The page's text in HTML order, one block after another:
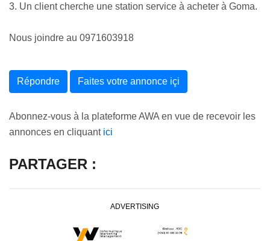
3. Un client cherche une station service à acheter à Goma.
Nous joindre au 0971603918
Répondre Faites votre annonce içi
Abonnez-vous à la plateforme AWA en vue de recevoir les
annonces en cliquant ici
PARTAGER :
ADVERTISING